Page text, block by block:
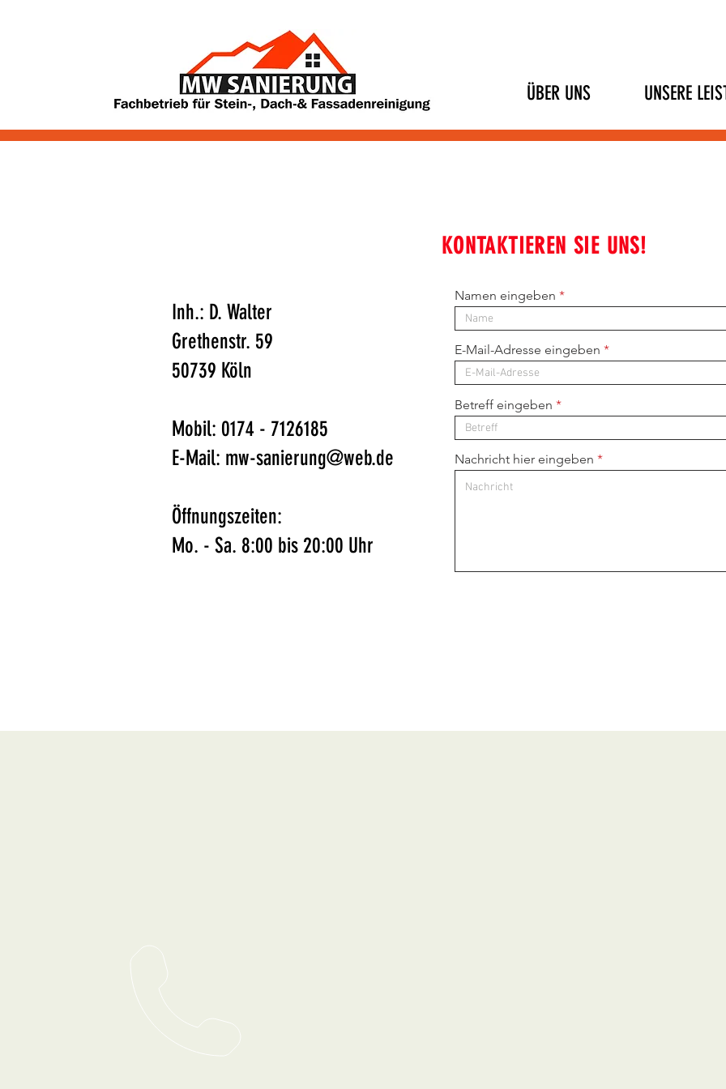
ÜBER UNS UNSERE
KONTAKTIEREN SIE UNS!
Inh.: D. Walter
Grethenstr. 59
50739 Köln
Mobil: 0174 - 7126185
E-Mail: mw-sanierung@web.de
Öffnungszeiten:
Mo. - Sa. 8:00 bis 20:00 Uhr
Namen eingeben
E-Mail-Adresse eingeben
Betreff eingeben
Nachricht hier eingeben